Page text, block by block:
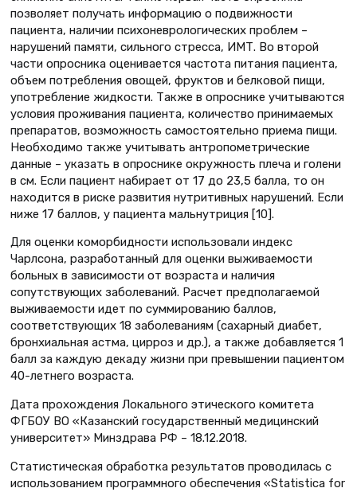
позволяет получать информацию о подвижности
пациента, наличии психоневрологических проблем –
нарушений памяти, сильного стресса, ИМТ. Во второй
части опросника оценивается частота питания пациента,
объем потребления овощей, фруктов и белковой пищи,
употребление жидкости. Также в опроснике учитываются
условия проживания пациента, количество принимаемых
препаратов, возможность самостоятельно приема пищи.
Необходимо также учитывать антропометрические
данные – указать в опроснике окружность плеча и голени
в см. Если пациент набирает от 17 до 23,5 балла, то он
находится в риске развития нутритивных нарушений. Если
ниже 17 баллов, у пациента мальнутриция [10].
Для оценки коморбидности использовали индекс
Чарлсона, разработанный для оценки выживаемости
больных в зависимости от возраста и наличия
сопутствующих заболеваний. Расчет предполагаемой
выживаемости идет по суммированию баллов,
соответствующих 18 заболеваниям (сахарный диабет,
бронхиальная астма, цирроз и др.), а также добавляется 1
балл за каждую декаду жизни при превышении пациентом
40-летнего возраста.
Дата прохождения Локального этического комитета
ФГБОУ ВО «Казанский государственный медицинский
университет» Минздрава РФ – 18.12.2018.
Статистическая обработка результатов проводилась с
использованием программного обеспечения «Statistica for